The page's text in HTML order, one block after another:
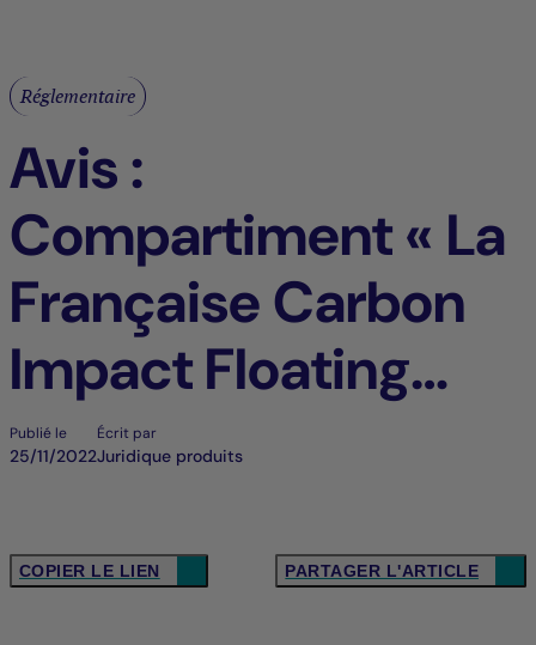
Réglementaire
Avis :
Compartiment « La
Française Carbon
Impact Floating
Rates » de la SICAV
(FR_CH)
Publié le
25/11/2022
Écrit par
Juridique produits
COPIER LE LIEN PARTAGER L'ARTICLE